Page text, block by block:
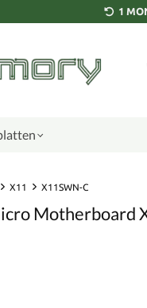
1
X11 X11SWN-C
Motherboard